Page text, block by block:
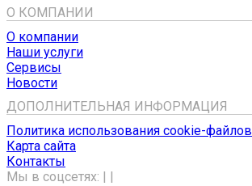
О КОМПАНИИ
О компании
Наши услуги
Сервисы
Новости
ДОПОЛНИТЕЛЬНАЯ ИНФОРМАЦИЯ
Политика использования cookie-файлов
Карта сайта
Контакты
Мы в соцсетях: